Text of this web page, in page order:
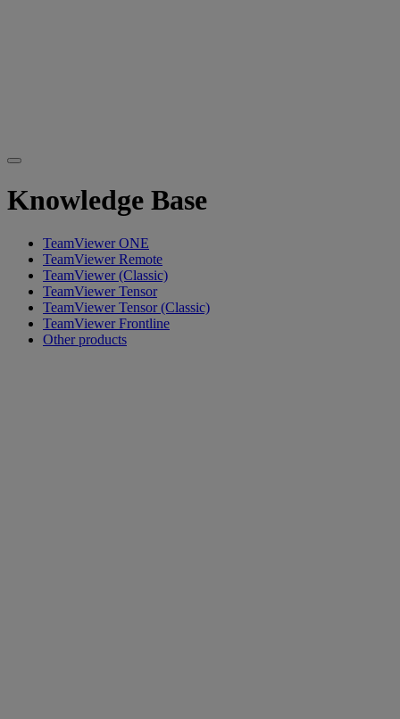
Knowledge Base
TeamViewer ONE
TeamViewer Remote
TeamViewer (Classic)
TeamViewer Tensor
TeamViewer Tensor (Classic)
TeamViewer Frontline
Other products